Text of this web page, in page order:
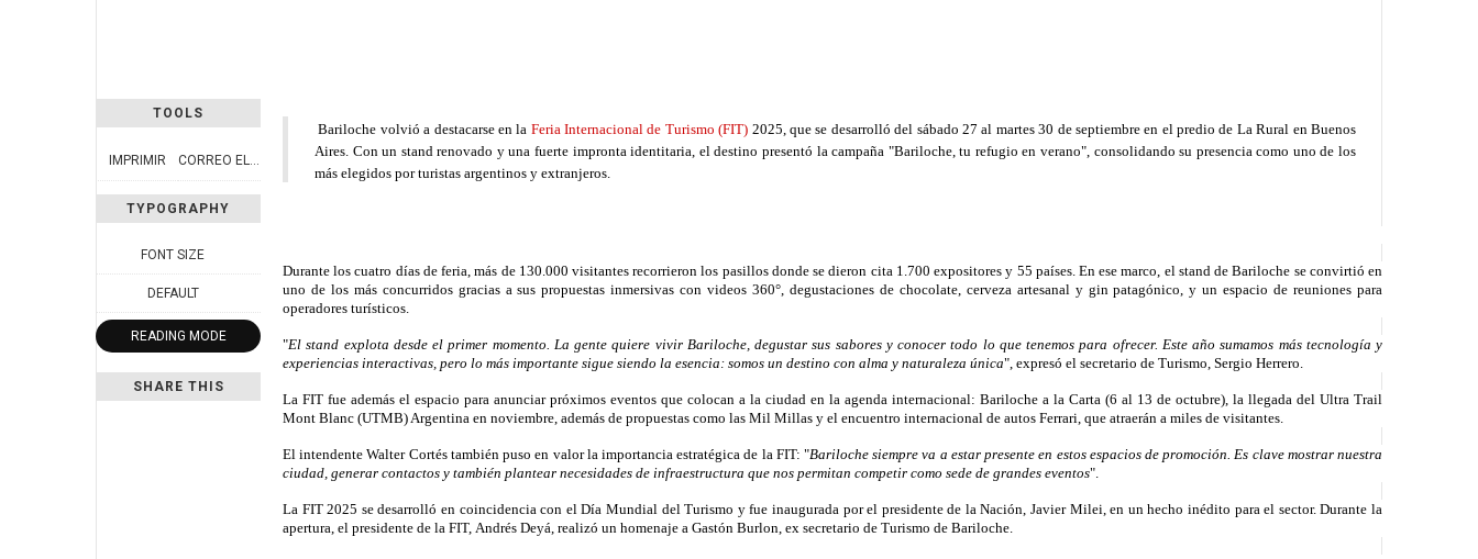
TOOLS
IMPRIMIR CORREO ELECTRÓNICO
TYPOGRAPHY
FONT SIZE
DEFAULT
READING MODE
SHARE THIS
Bariloche volvió a destacarse en la Feria Internacional de Turismo (FIT) 2025, que se desarrolló del sábado 27 al martes 30 de septiembre en el predio de La Rural en Buenos
Aires. Con un stand renovado y una fuerte impronta identitaria, el destino presentó la campaña "Bariloche, tu refugio en verano", consolidando su presencia como uno de los
más elegidos por turistas argentinos y extranjeros.
Durante los cuatro días de feria, más de 130.000 visitantes recorrieron los pasillos donde se dieron cita 1.700 expositores y 55 países. En ese marco, el stand de Bariloche se convirtió en
uno de los más concurridos gracias a sus propuestas inmersivas con videos 360°, degustaciones de chocolate, cerveza artesanal y gin patagónico, y un espacio de reuniones para
operadores turísticos.
"El stand explota desde el primer momento. La gente quiere vivir Bariloche, degustar sus sabores y conocer todo lo que tenemos para ofrecer. Este año sumamos más tecnología y
experiencias interactivas, pero lo más importante sigue siendo la esencia: somos un destino con alma y naturaleza única", expresó el secretario de Turismo, Sergio Herrero.
La FIT fue además el espacio para anunciar próximos eventos que colocan a la ciudad en la agenda internacional: Bariloche a la Carta (6 al 13 de octubre), la llegada del Ultra Trail
Mont Blanc (UTMB) Argentina en noviembre, además de propuestas como las Mil Millas y el encuentro internacional de autos Ferrari, que atraerán a miles de visitantes.
El intendenteWalter Cortéstambién puso en valor la importancia estratégica de la FIT: "Bariloche siempre va a estar presente en estos espacios de promoción. Es clave mostrar nuestra
ciudad, generar contactos y también plantear necesidades de infraestructura que nos permitan competir como sede de grandes eventos".
La FIT 2025 se desarrolló en coincidencia con elDía Mundial del Turismo y fue inaugurada por el presidente de la Nación,Javier Milei, en un hecho inédito para el sector. Durante la
apertura, el presidente de la FIT, Andrés Deyá, realizó un homenaje a Gastón Burlon, ex secretario de Turismo de Bariloche.